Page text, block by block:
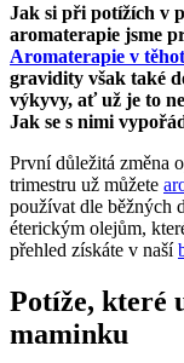
Jak si při potížích v
aromaterapie jsme
Aromaterapie v
gravidity však také
výkyvy, ať už je to
Jak se s nimi
První důležitá změna
trimestru už můžete
používat dle běžných
éterickým olejům,
přehled získáte v naší
Potíže, které
maminku